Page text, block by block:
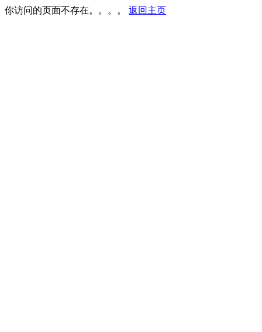
你访问的页面不存在。。。。 返回主页